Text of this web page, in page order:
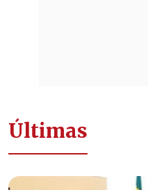
Últimas